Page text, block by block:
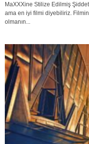
MaXXXine Stilize Edilmiş
ama en iyi filmi diyebiliriz.
olmanın...